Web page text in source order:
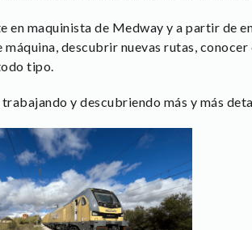
maquinista de Medway y a partir de
descubrir nuevas rutas, conocer
tipo.
y descubriendo más y más